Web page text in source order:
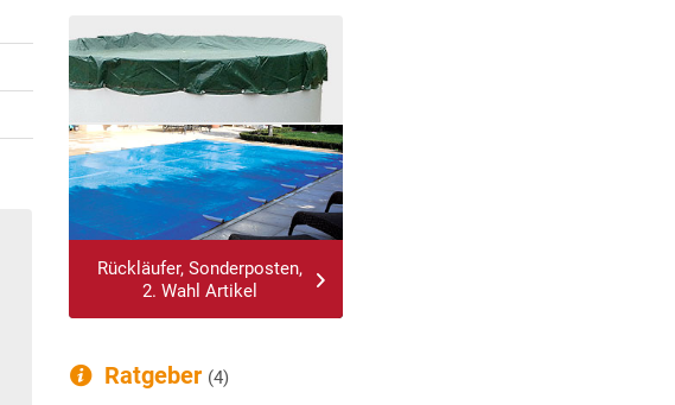
Rückläufer, Sonderposten,
2. Wahl Artikel
Ratgeber (4)